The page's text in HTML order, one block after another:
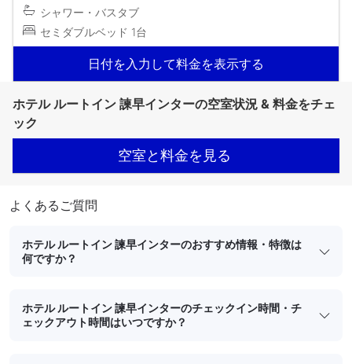
シャワー・バスタブ
セミダブルベッド 1台
日付を入力して料金を表示する
ホテル ルートイン 諫早インターの空室状況 & 料金をチェ
ック
空室と料金を見る
よくあるご質問
ホテル ルートイン 諫早インターのおすすめ情報・特徴は
何ですか？
ホテル ルートイン 諫早インターのチェックイン時間・チ
ェックアウト時間はいつですか？